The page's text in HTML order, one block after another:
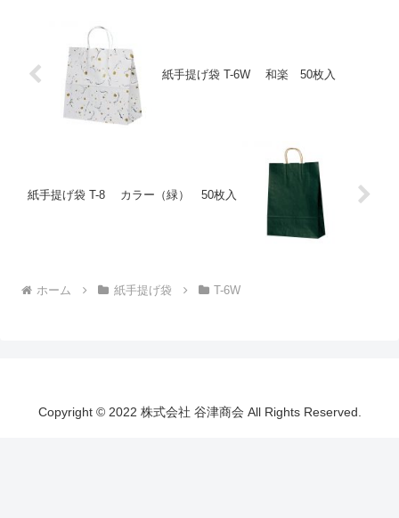
紙手提げ袋 T-6W 和楽 50枚入
紙手提げ袋 T-8 カラー（緑） 50枚入
ホーム 紙手提げ袋 T-6W
Copyright © 2022 株式会社 谷津商会 All Rights Reserved.